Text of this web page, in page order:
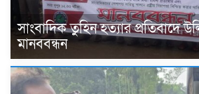
সাংবাদিক তুহিন হত্যার প্রতিবাদে
মানববন্ধন